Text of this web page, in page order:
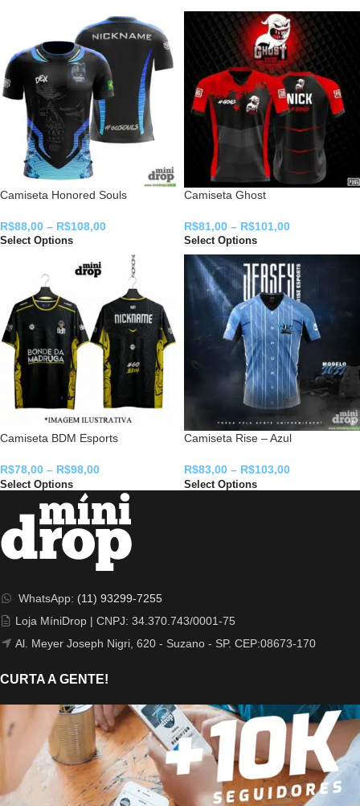
Camiseta Honored Souls
R$88,00 – R$108,00
Select Options
Camiseta Ghost
R$81,00 – R$101,00
Select Options
Camiseta BDM Esports
R$78,00 – R$98,00
Select Options
Camiseta Rise – Azul
R$83,00 – R$103,00
Select Options
WhatsApp: (11) 93299-7255
Loja MíniDrop | CNPJ: 34.370.743/0001-75
Al. Meyer Joseph Nigri, 620 - Suzano - SP. CEP:08673-170
CURTA A GENTE!